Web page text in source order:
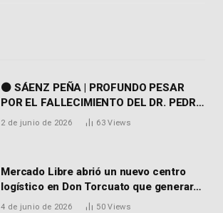
⚫ SÁENZ PEÑA | PROFUNDO PESAR
POR EL FALLECIMIENTO DEL DR. PEDRO
MARTORELL
2 de junio de 2026 63Views
Mercado Libre abrió un nuevo centro
logístico en Don Torcuato que generará
900 empleos: cómo enviar el CV
4 de junio de 2026 50Views